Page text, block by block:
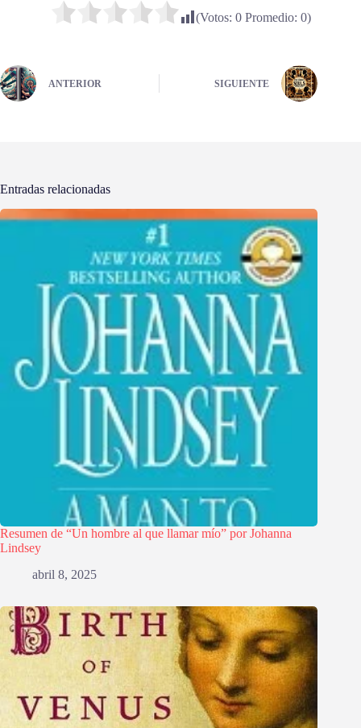
(Votos: 0Promedio: 0)
ANTERIOR SIGUIENTE
Entradas relacionadas
Resumen de “Un hombre al que llamar mío” por Johanna
Lindsey
abril 8, 2025